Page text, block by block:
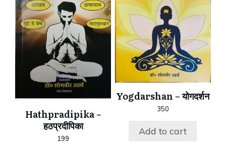
Hathpradipika –
हठप्रदीपिका
199
Yogdarshan – योगदर्शन
350
Add to cart